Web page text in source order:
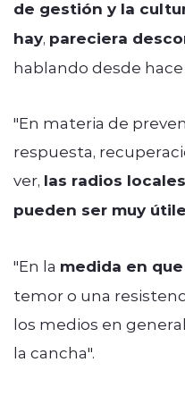
de gestión y la
hay, pareciera
hablando desde
"En materia de
respuesta,
ver, las radios
pueden ser muy
"En la medida en
temor o una
los medios en
la cancha".